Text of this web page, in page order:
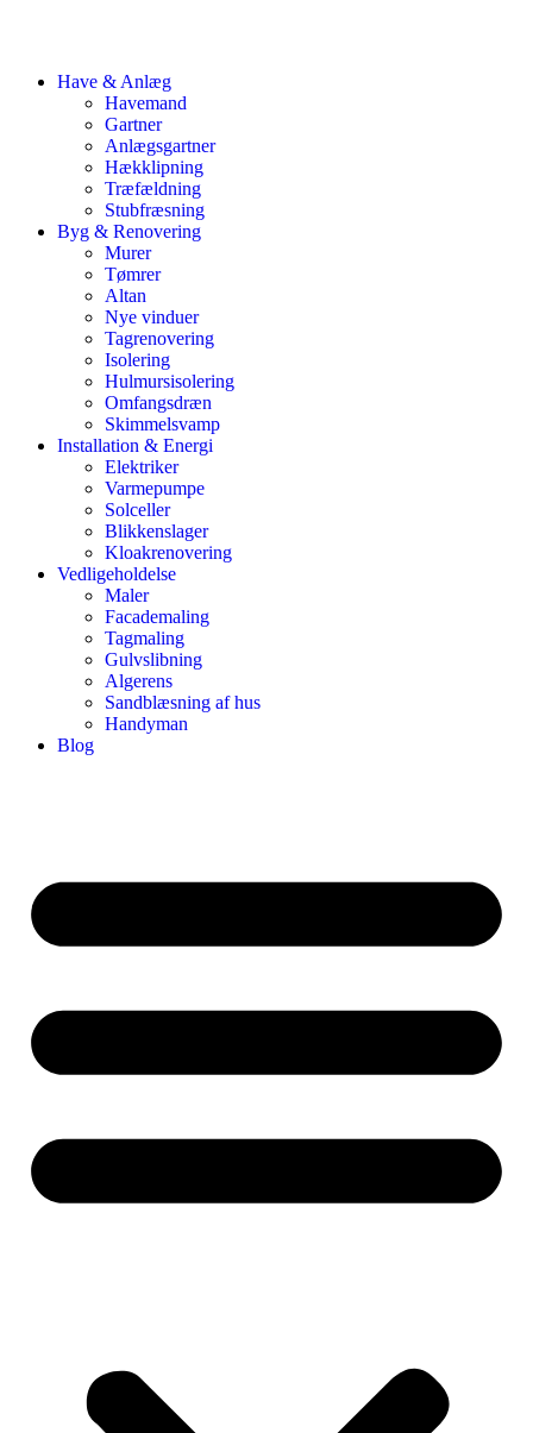
Have & Anlæg
Havemand
Gartner
Anlægsgartner
Hækklipning
Træfældning
Stubfræsning
Byg & Renovering
Murer
Tømrer
Altan
Nye vinduer
Tagrenovering
Isolering
Hulmursisolering
Omfangsdræn
Skimmelsvamp
Installation & Energi
Elektriker
Varmepumpe
Solceller
Blikkenslager
Kloakrenovering
Vedligeholdelse
Maler
Facademaling
Tagmaling
Gulvslibning
Algerens
Sandblæsning af hus
Handyman
Blog